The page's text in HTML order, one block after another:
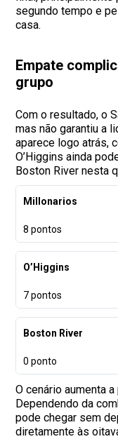
segundo tempo e
casa.
Empate
grupo
Com o resultado, o
mas não garantiu a
aparece logo atrás,
O’Higgins ainda
Boston River nesta
Millonarios
8 pontos
O’Higgins
7 pontos
Boston River
0 ponto
O cenário aumenta
Dependendo da
pode chegar sem
diretamente às